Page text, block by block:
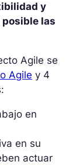
y
las
Agile se
Agile y 4
en
en su
actuar